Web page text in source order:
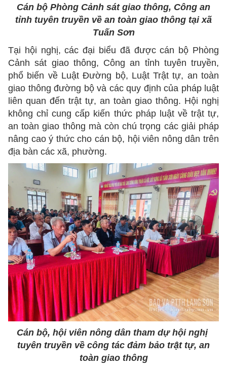
Cán bộ Phòng Cảnh sát giao thông, Công an
tỉnh tuyên truyền về an toàn giao thông tại xã
Tuấn Sơn
Tại hội nghị, các đại biểu đã được cán bộ Phòng
Cảnh sát giao thông, Công an tỉnh tuyên truyền,
phổ biến về Luật Đường bộ, Luật Trật tự, an toàn
giao thông đường bộ và các quy định của pháp luật
liên quan đến trật tự, an toàn giao thông. Hội nghị
không chỉ cung cấp kiến thức pháp luật về trật tự,
an toàn giao thông mà còn chú trọng các giải pháp
nâng cao ý thức cho cán bộ, hội viên nông dân trên
địa bàn các xã, phường.
Cán bộ, hội viên nông dân tham dự hội nghị
tuyên truyền về công tác đảm bảo trật tự, an
toàn giao thông